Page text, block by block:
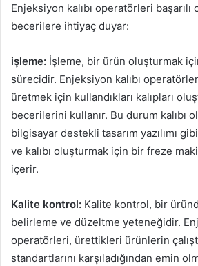
Enjeksiyon kalıbı operatörleri başarılı
becerilere ihtiyaç duyar:
işleme: İşleme, bir ürün oluşturmak
sürecidir. Enjeksiyon kalıbı
üretmek için kullandıkları kalıpları
becerilerini kullanır. Bu durum kalıbı
bilgisayar destekli tasarım yazılımı
ve kalıbı oluşturmak için bir freze
içerir.
Kalite kontrol: Kalite kontrol, bir
belirleme ve düzeltme yeteneğidir.
operatörleri, ürettikleri ürünlerin
standartlarını karşıladığından emin